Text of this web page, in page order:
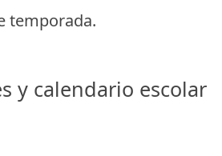
temporada.
y calendario escolar